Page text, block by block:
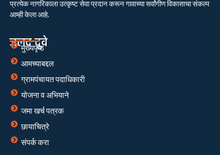
प्रत्येक नागरिकाला उत्कृष्ट सेवा प्रदान करून गावाच्या सर्वांगीण विकासाचा संकल्प
आम्ही केला आहे.
जलद दुवे
मुख्यपृष्ठ
आमच्याबद्दल
ग्रामपंचायत पदाधिकारी
योजना व अभियाने
जमा खर्च पत्रक
छायाचित्रे
संपर्क करा